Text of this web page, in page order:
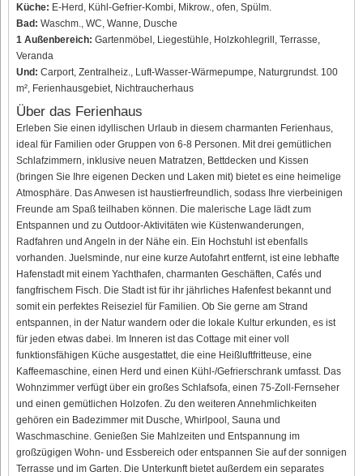
Küche: E-Herd, Kühl-Gefrier-Kombi, Mikrow., ofen, Spülm.
Bad: Waschm., WC, Wanne, Dusche
1 Außenbereich: Gartenmöbel, Liegestühle, Holzkohlegrill, Terrasse,
Veranda
Und: Carport, Zentralheiz., Luft-Wasser-Wärmepumpe, Naturgrundst. 100
m², Ferienhausgebiet, Nichtraucherhaus
Über das Ferienhaus
Erleben Sie einen idyllischen Urlaub in diesem charmanten Ferienhaus,
ideal für Familien oder Gruppen von 6-8 Personen. Mit drei gemütlichen
Schlafzimmern, inklusive neuen Matratzen, Bettdecken und Kissen
(bringen Sie Ihre eigenen Decken und Laken mit) bietet es eine heimelige
Atmosphäre. Das Anwesen ist haustierfreundlich, sodass Ihre vierbeinigen
Freunde am Spaß teilhaben können. Die malerische Lage lädt zum
Entspannen und zu Outdoor-Aktivitäten wie Küstenwanderungen,
Radfahren und Angeln in der Nähe ein. Ein Hochstuhl ist ebenfalls
vorhanden. Juelsminde, nur eine kurze Autofahrt entfernt, ist eine lebhafte
Hafenstadt mit einem Yachthafen, charmanten Geschäften, Cafés und
fangfrischem Fisch. Die Stadt ist für ihr jährliches Hafenfest bekannt und
somit ein perfektes Reiseziel für Familien. Ob Sie gerne am Strand
entspannen, in der Natur wandern oder die lokale Kultur erkunden, es ist
für jeden etwas dabei. Im Inneren ist das Cottage mit einer voll
funktionsfähigen Küche ausgestattet, die eine Heißluftfritteuse, eine
Kaffeemaschine, einen Herd und einen Kühl-/Gefrierschrank umfasst. Das
Wohnzimmer verfügt über ein großes Schlafsofa, einen 75-Zoll-Fernseher
und einen gemütlichen Holzofen. Zu den weiteren Annehmlichkeiten
gehören ein Badezimmer mit Dusche, Whirlpool, Sauna und
Waschmaschine. Genießen Sie Mahlzeiten und Entspannung im
großzügigen Wohn- und Essbereich oder entspannen Sie auf der sonnigen
Terrasse und im Garten. Die Unterkunft bietet außerdem ein separates